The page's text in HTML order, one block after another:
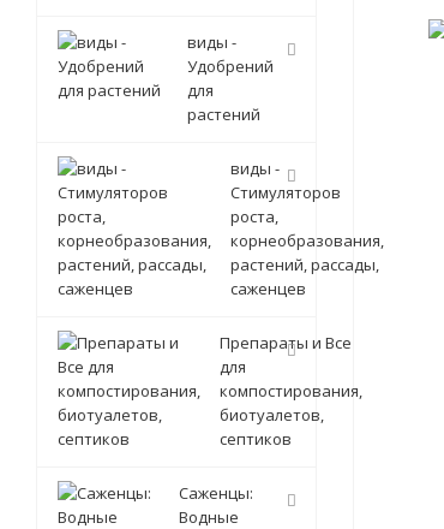
виды -
Удобрений
для
растений
виды -
Стимуляторов
роста,
корнеобразования,
растений, рассады,
саженцев
Препараты и Все
для
компостирования,
биотуалетов,
септиков
Саженцы:
Водные